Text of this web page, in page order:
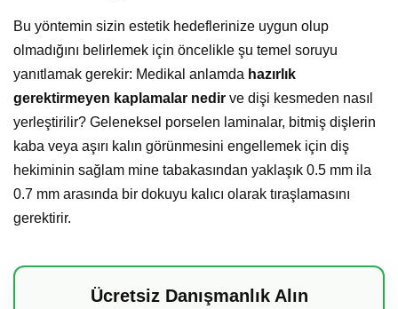
Bu yöntemin sizin estetik hedeflerinize uygun olup
olmadığını belirlemek için öncelikle şu temel soruyu
yanıtlamak gerekir: Medikal anlamda hazırlık
gerektirmeyen kaplamalar nedir ve dişi kesmeden nasıl
yerleştirilir? Geleneksel porselen laminalar, bitmiş dişlerin
kaba veya aşırı kalın görünmesini engellemek için diş
hekiminin sağlam mine tabakasından yaklaşık 0.5 mm ila
0.7 mm arasında bir dokuyu kalıcı olarak tıraşlamasını
gerektirir.
Ücretsiz Danışmanlık Alın